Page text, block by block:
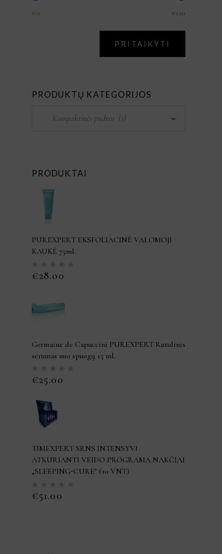
€0 €120
PRITAIKYTI
PRODUKTŲ KATEGORIJOS
×
Kompaktinės pudros (1)
PRODUKTAI
PUREXPERT EKSFOLIACINĖ VALOMOJI
KAUKĖ 75ml.
5.00
5
€28.00
Germaine de Capuccini PUREXPERT Rutulinis
serumas nuo spuogų 15 ml.
5.00
5
€25.00
TIMEXPERT SRNS INTENSYVI
ATKURIANTI VEIDO PROGRAMA NAKČIAI
„SLEEPING-CURE" (10 VNT)
5.00
5
€51.00